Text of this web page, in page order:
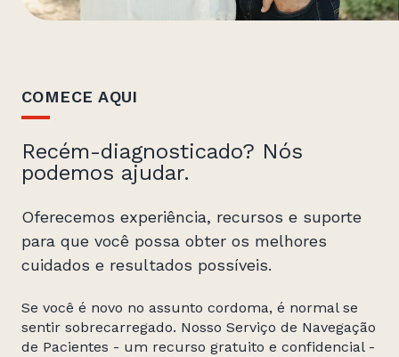
COMECE AQUI
Recém-diagnosticado? Nós
podemos ajudar.
Oferecemos experiência, recursos e suporte
para que você possa obter os melhores
cuidados e resultados possíveis.
Se você é novo no assunto cordoma, é normal se
sentir sobrecarregado. Nosso Serviço de Navegação
de Pacientes - um recurso gratuito e confidencial -